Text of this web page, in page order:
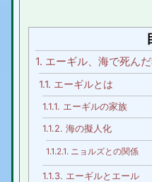
1. エーギル、海で死ん
1.1. エーギルとは
1.1.1. エーギルの家族
1.1.2. 海の擬人化
1.1.2.1. ニョルズとの関係
1.1.3. エーギルとエール